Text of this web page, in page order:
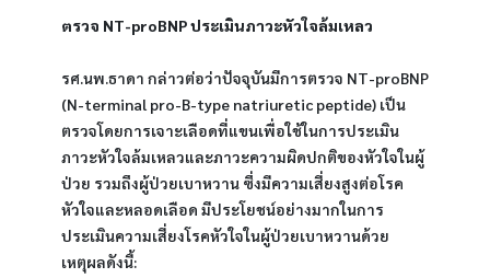
ตรวจ NT-proBNP ประเมินภาวะหัวใจล้มเหลว
รศ.นพ.ธาดา กล่าวต่อว่าปัจจุบันมีการตรวจ NT-proBNP
(N-terminal pro-B-type natriuretic peptide) เป็น
ตรวจโดยการเจาะเลือดที่แขนเพื่อใช้ในการประเมิน
ภาวะหัวใจล้มเหลวและภาวะความผิดปกติของหัวใจในผู้
ป่วย รวมถึงผู้ป่วยเบาหวาน ซึ่งมีความเสี่ยงสูงต่อโรค
หัวใจและหลอดเลือด มีประโยชน์อย่างมากในการ
ประเมินความเสี่ยงโรคหัวใจในผู้ป่วยเบาหวานด้วย
เหตุผลดังนี้: